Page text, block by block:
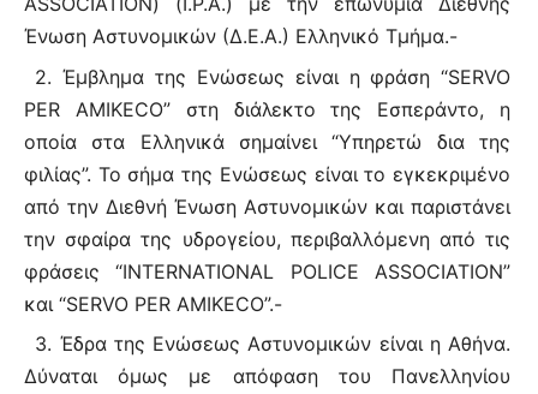
Ένωση Αστυνομικών (Δ.Ε.Α.) Ελληνικό Τμήμα.-
2. Έμβλημα της Ενώσεως είναι η φράση “SERVO
ΡΕR ΑΜΙΚΕCΟ” στη διάλεκτο της Εσπεράντο, η
οποία στα Ελληνικά σημαίνει “Υπηρετώ δια της
φιλίας”. Το σήμα της Ενώσεως είναι το εγκεκριμένο
από την Διεθνή Ένωση Αστυνομικών και παριστάνει
την σφαίρα της υδρογείου, περιβαλλόμενη από τις
φράσεις “ΙΝTERNATIONAL POLICE ASSOCIATION”
και “SERVO PER AMIKECO”.-
3. Έδρα της Ενώσεως Αστυνομικών είναι η Αθήνα.
Δύναται όμως με απόφαση του Πανελληνίου